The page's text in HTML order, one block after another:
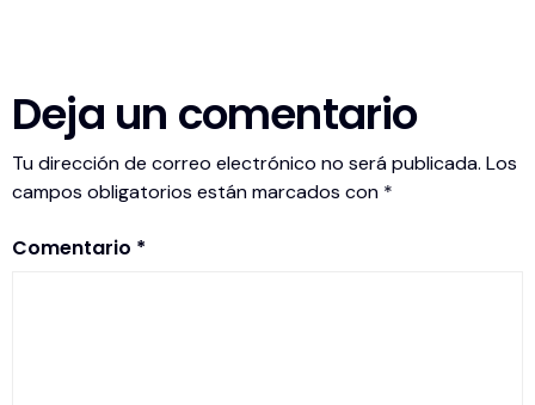
Deja un comentario
Tu dirección de correo electrónico no será publicada. Los
campos obligatorios están marcados con *
Comentario *